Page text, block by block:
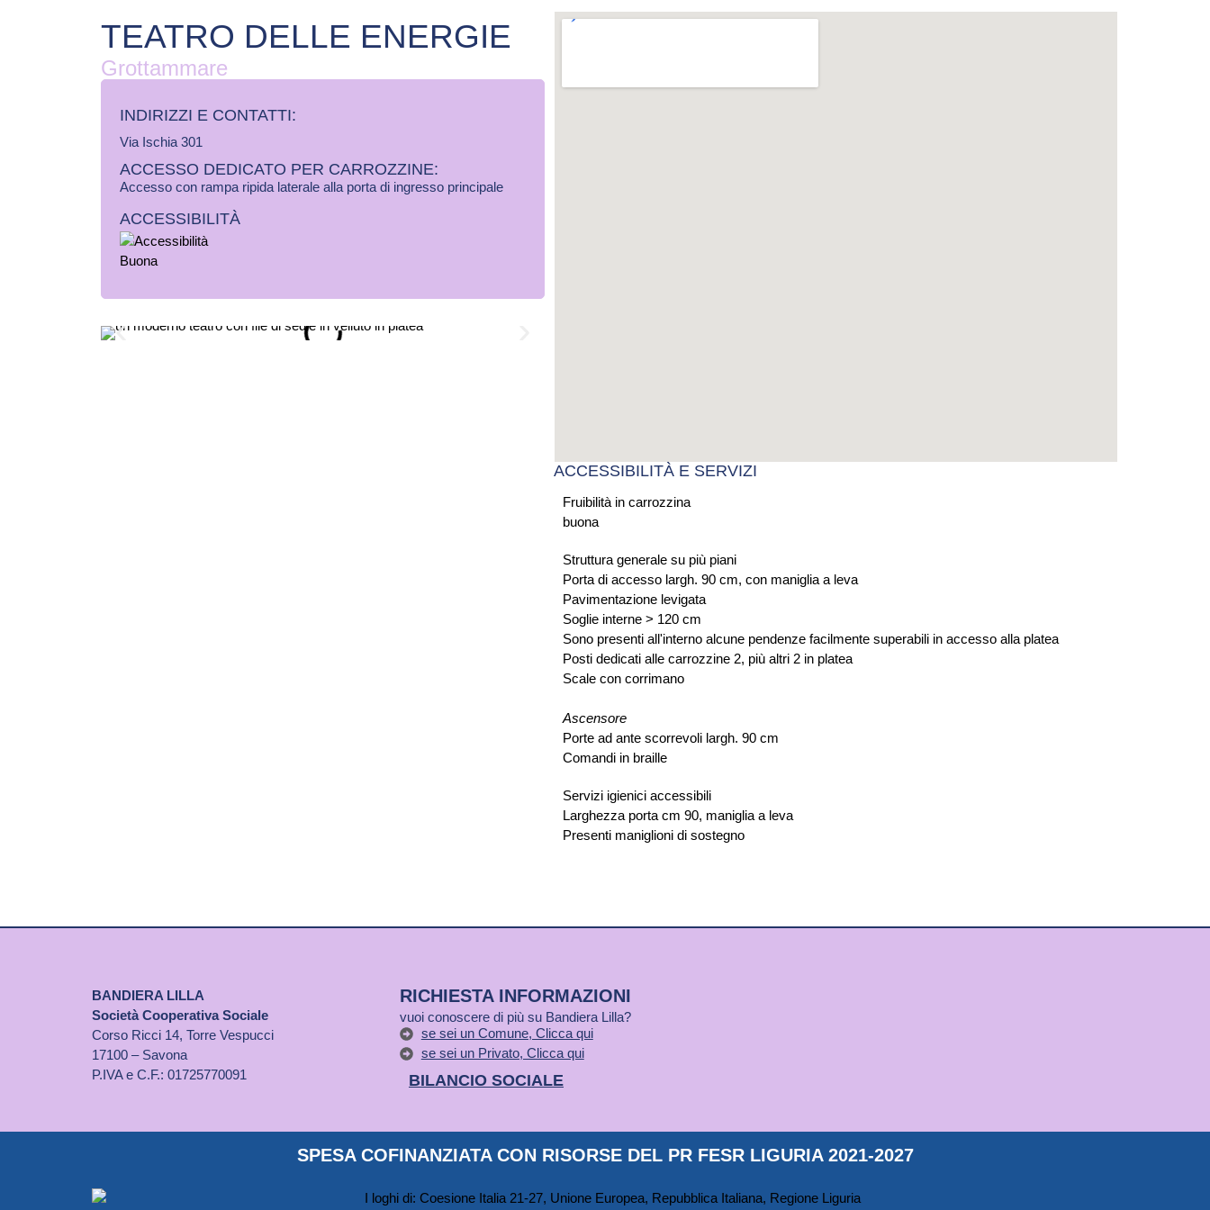
TEATRO DELLE ENERGIE
Grottammare
INDIRIZZI E CONTATTI:​
Via Ischia 301
ACCESSO DEDICATO PER CARROZZINE:
Accesso con rampa ripida laterale alla porta di ingresso principale
ACCESSIBILITÀ
ACCESSIBILITÀ E SERVIZI
Fruibilità in carrozzina
buona
Struttura generale su più piani
Porta di accesso largh. 90 cm, con maniglia a leva
Pavimentazione levigata
Soglie interne > 120 cm
Sono presenti all'interno alcune pendenze facilmente superabili in accesso alla platea
Posti dedicati alle carrozzine 2, più altri 2 in platea
Scale con corrimano
Ascensore
Porte ad ante scorrevoli largh. 90 cm
Comandi in braille
Servizi igienici accessibili
Larghezza porta cm 90, maniglia a leva
Presenti maniglioni di sostegno
BANDIERA LILLA
Società Cooperativa Sociale
Corso Ricci 14, Torre Vespucci
17100 – Savona
P.IVA e C.F.: 01725770091
RICHIESTA INFORMAZIONI
vuoi conoscere di più su Bandiera Lilla?
se sei un Comune, Clicca qui
se sei un Privato, Clicca qui
BILANCIO SOCIALE
SPESA COFINANZIATA CON RISORSE DEL PR FESR LIGURIA 2021-2027